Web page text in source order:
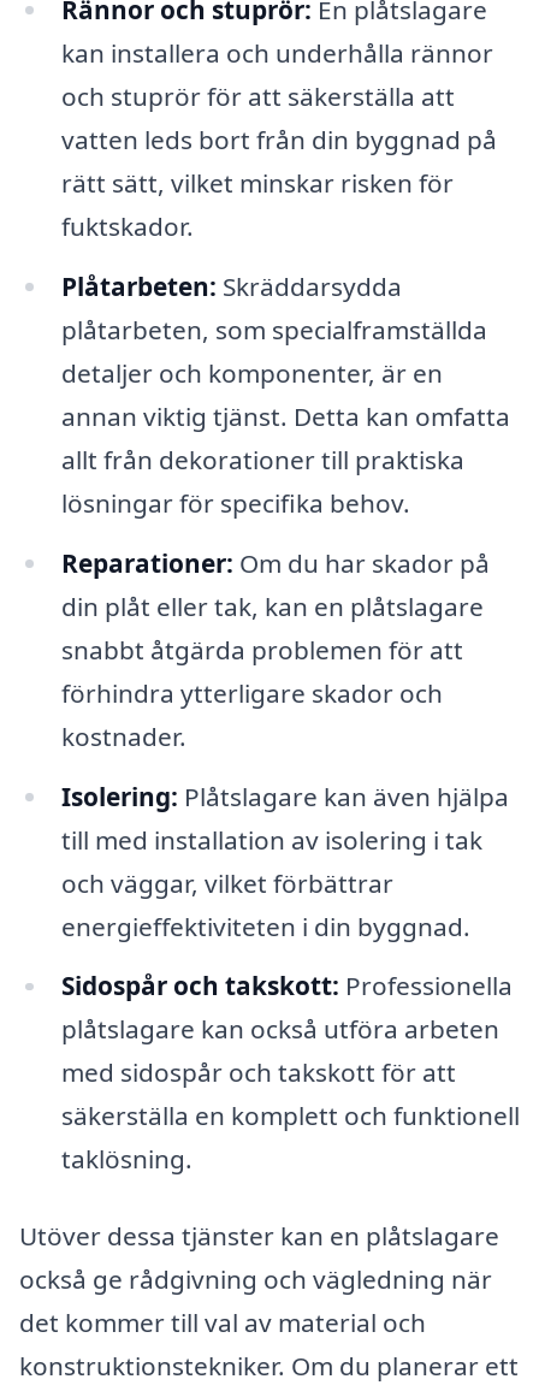
Rännor och stuprör: En plåtslagare
kan installera och underhålla rännor
och stuprör för att säkerställa att
vatten leds bort från din byggnad på
rätt sätt, vilket minskar risken för
fuktskador.
Plåtarbeten: Skräddarsydda
plåtarbeten, som specialframställda
detaljer och komponenter, är en
annan viktig tjänst. Detta kan omfatta
allt från dekorationer till praktiska
lösningar för specifika behov.
Reparationer: Om du har skador på
din plåt eller tak, kan en plåtslagare
snabbt åtgärda problemen för att
förhindra ytterligare skador och
kostnader.
Isolering: Plåtslagare kan även hjälpa
till med installation av isolering i tak
och väggar, vilket förbättrar
energieffektiviteten i din byggnad.
Sidospår och takskott: Professionella
plåtslagare kan också utföra arbeten
med sidospår och takskott för att
säkerställa en komplett och funktionell
taklösning.
Utöver dessa tjänster kan en plåtslagare
också ge rådgivning och vägledning när
det kommer till val av material och
konstruktionstekniker. Om du planerar ett